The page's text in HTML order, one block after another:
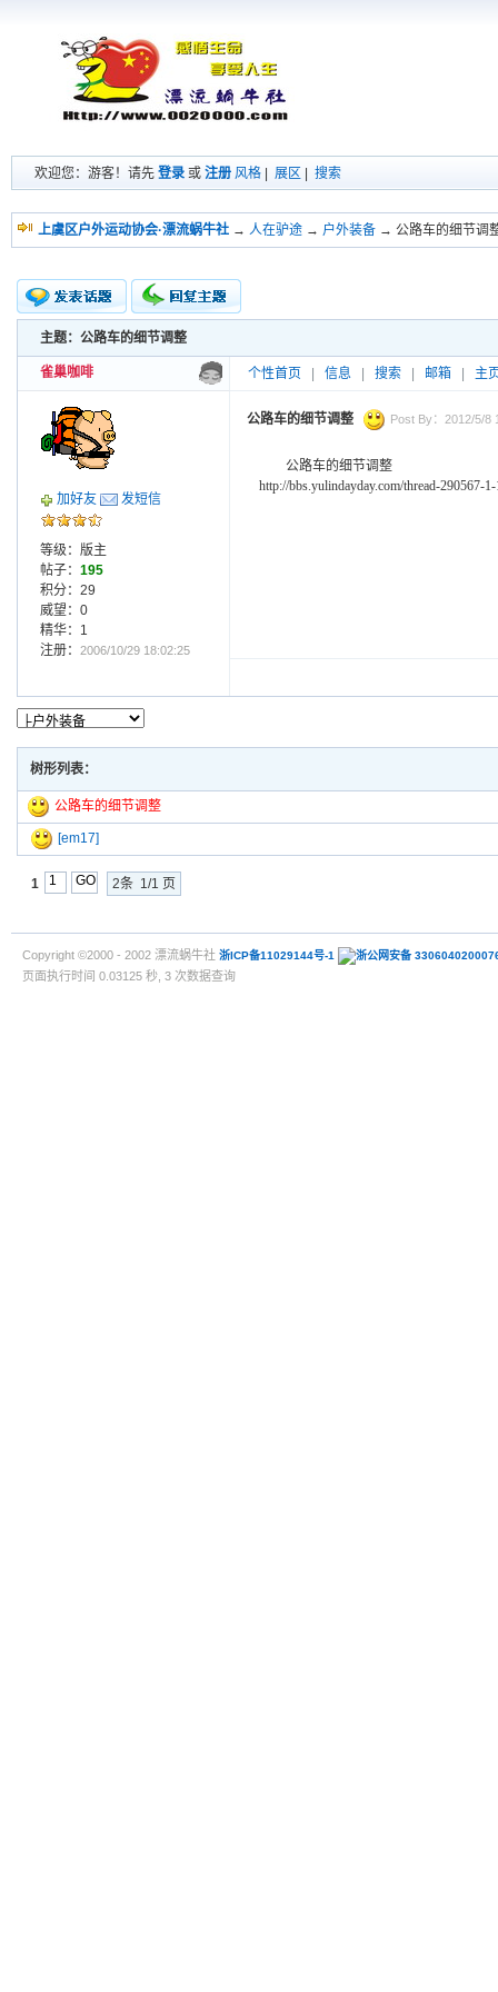
欢迎您：游客！请先 登录 或 注册 风格 展区 搜索
上虞区户外运动协会·漂流蜗牛社 → 人在驴途 → 户外装备 → 公路车的细节调
新的主题
投票帖
小字报
主题：公路车的细节调整
雀巢咖啡 个性首页 信息 搜索 邮箱 主
加好友 发短信
等级：版主
帖子： 195
积分：29
威望：0
精华：1
注册： 2006/10/29 18:02:25
公路车的细节调整 Post By：2012/5/8
公路车的细节调整
http://bbs.yulindayday.com/thread-290567-
树形列表：
公路车的细节调整
[em17]
1 2条 1/1 页
Copyright ©2000 - 2002 漂流蜗牛社 浙ICP备11029144号-1 浙公网安备
页面执行时间 0.03125 秒, 3 次数据查询